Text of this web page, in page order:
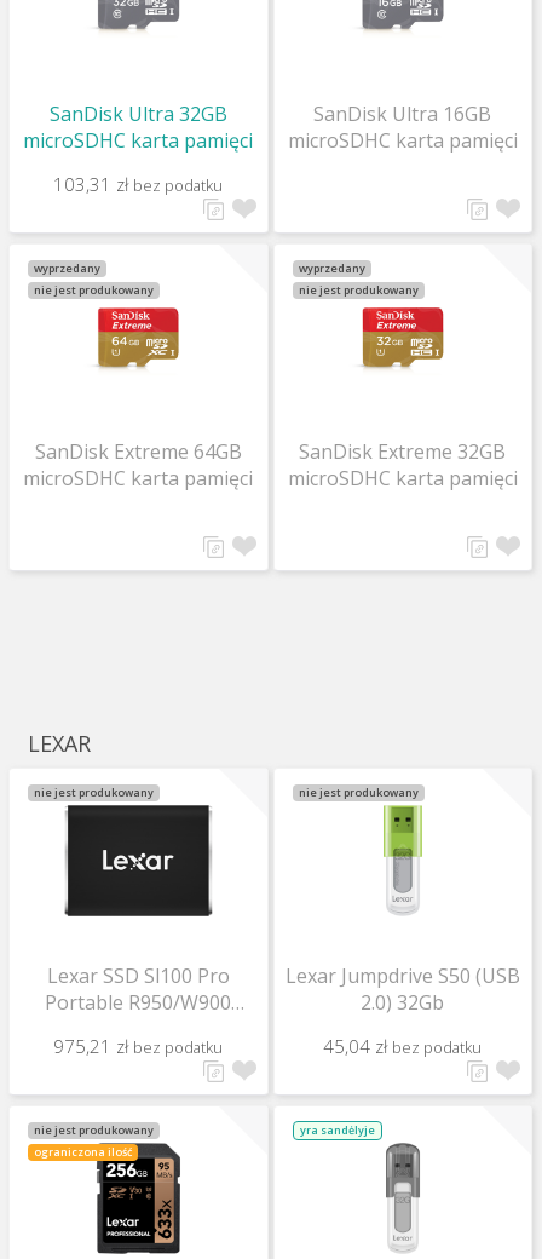
SanDisk Ultra 32GB
microSDHC karta pamięci
103,31 zł bez podatku
SanDisk Ultra 16GB
microSDHC karta pamięci
wyprzedany
nie jest produkowany
SanDisk Extreme 64GB
microSDHC karta pamięci
wyprzedany
nie jest produkowany
SanDisk Extreme 32GB
microSDHC karta pamięci
LEXAR
nie jest produkowany
Lexar SSD Sl100 Pro
Portable R950/W900
975,21 zł bez podatku
nie jest produkowany
Lexar Jumpdrive S50 (USB
2.0) 32Gb
45,04 zł bez podatku
nie jest produkowany
ograniczona ilość
yra sandėlyje